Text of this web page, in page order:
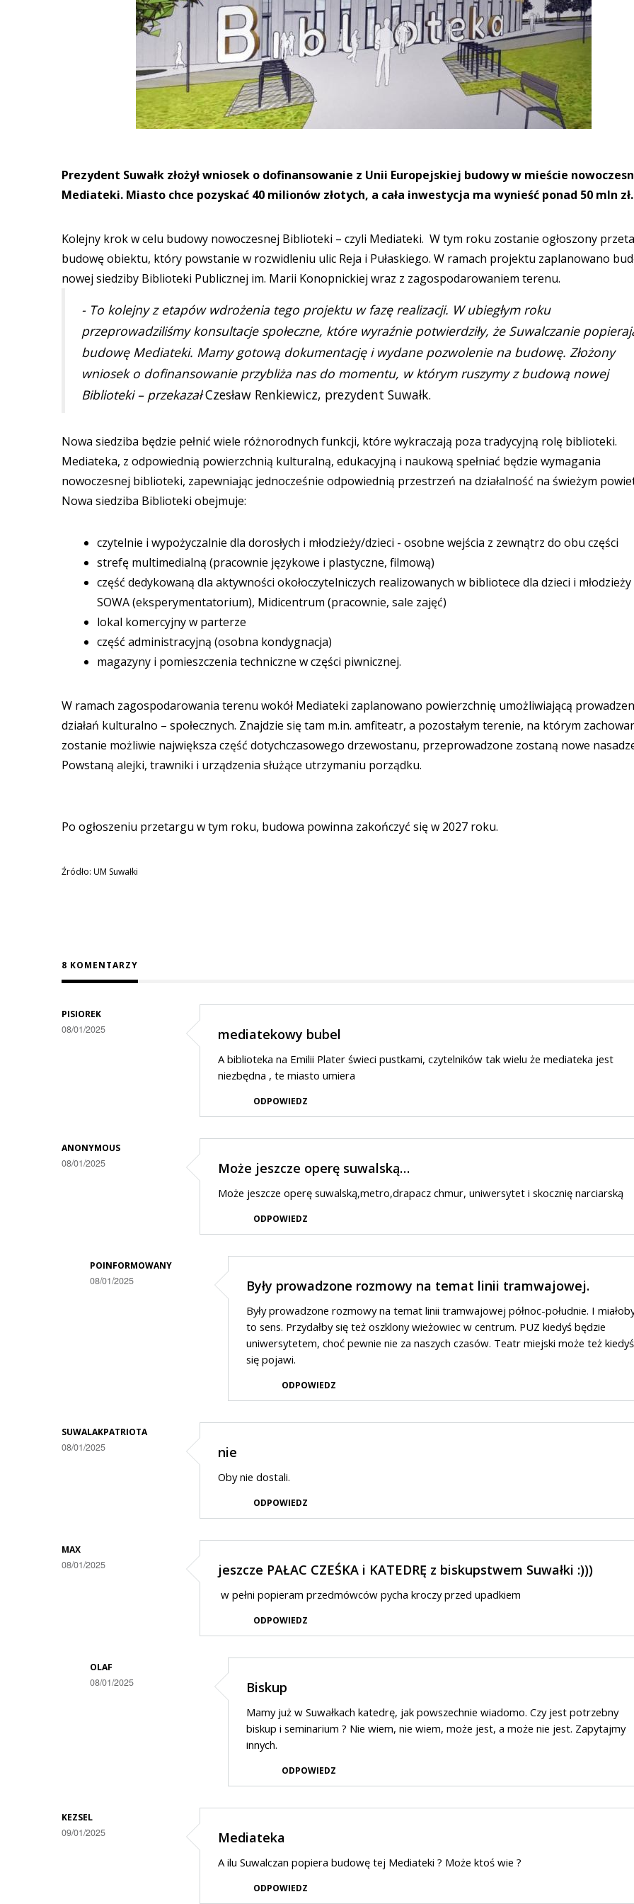
Prezydent Suwałk złożył wniosek o dofinansowanie z Unii Europejskiej budowy w mieście
Mediateki. Miasto chce pozyskać 40 milionów złotych, a cała inwestycja ma wynieść ponad 50 mln zł.
Kolejny krok w celu budowy nowoczesnej Biblioteki – czyli Mediateki. W tym roku zostanie ogłoszony
budowę obiektu, który powstanie w rozwidleniu ulic Reja i Pułaskiego. W ramach projektu zaplanowano
nowej siedziby Biblioteki Publicznej im. Marii Konopnickiej wraz z zagospodarowaniem terenu.
- To kolejny z etapów wdrożenia tego projektu w fazę realizacji. W ubiegłym roku
przeprowadziliśmy konsultacje społeczne, które wyraźnie potwierdziły, że Suwalczanie
budowę Mediateki. Mamy gotową dokumentację i wydane pozwolenie na budowę. Złożony
wniosek o dofinansowanie przybliża nas do momentu, w którym ruszymy z budową nowej
Biblioteki – przekazałCzesław Renkiewicz, prezydent Suwałk.
Nowa siedziba będzie pełnić wiele różnorodnych funkcji, które wykraczają poza tradycyjną rolę biblioteki.
Mediateka, z odpowiednią powierzchnią kulturalną, edukacyjną i naukową spełniać będzie wymagania
nowoczesnej biblioteki, zapewniając jednocześnie odpowiednią przestrzeń na działalność na świeżym
Nowa siedziba Biblioteki obejmuje:
czytelnie i wypożyczalnie dla dorosłych i młodzieży/dzieci - osobne wejścia z zewnątrz do obu części
strefę multimedialną (pracownie językowe i plastyczne, filmową)
część dedykowaną dla aktywności okołoczytelniczych realizowanych w bibliotece dla dzieci i młodzieży
SOWA (eksperymentatorium), Midicentrum (pracownie, sale zajęć)
lokal komercyjny w parterze
część administracyjną (osobna kondygnacja)
magazyny i pomieszczenia techniczne w części piwnicznej.
W ramach zagospodarowania terenu wokół Mediateki zaplanowano powierzchnię umożliwiającą
działań kulturalno – społecznych. Znajdzie się tam m.in. amfiteatr, a pozostałym terenie, na którym
zostanie możliwie największa część dotychczasowego drzewostanu, przeprowadzone zostaną nowe
Powstaną alejki, trawniki i urządzenia służące utrzymaniu porządku.
Po ogłoszeniu przetargu w tym roku, budowa powinna zakończyć się w 2027 roku.
Źródło: UM Suwałki
8 KOMENTARZY
PISIOREK
08/01/2025 mediatekowy bubel
A biblioteka na Emilii Plater świeci pustkami, czytelników tak wielu że mediateka jest
niezbędna , te miasto umiera
ODPOWIEDZ
ANONYMOUS
08/01/2025 Może jeszcze operę suwalską…
Może jeszcze operę suwalską,metro,drapacz chmur, uniwersytet i skocznię narciarską
ODPOWIEDZ
POINFORMOWANY
08/01/2025
Może
jeszcze
Były prowadzone rozmowy na temat linii tramwajowej.
Były prowadzone rozmowy na temat linii tramwajowej północ-południe. I
to sens. Przydałby się też oszklony wieżowiec w centrum. PUZ kiedyś będzie
uniwersytetem, choć pewnie nie za naszych czasów. Teatr miejski może też kiedyś
się pojawi.
ODPOWIEDZ
SUWALAKPATRIOTA
08/01/2025 nie
Oby nie dostali.
ODPOWIEDZ
MAX
08/01/2025 jeszcze PAŁAC CZEŚKA i KATEDRĘ z biskupstwem Suwałki :)))
w pełni popieram przedmówców pycha kroczy przed upadkiem
ODPOWIEDZ
OLAF
08/01/2025
jeszcze
Biskup
Mamy już w Suwałkach katedrę, jak powszechnie wiadomo. Czy jest potrzebny
biskup i seminarium ? Nie wiem, nie wiem, może jest, a może nie jest. Zapytajmy
innych.
ODPOWIEDZ
KEZSEL
09/01/2025 Mediateka
A ilu Suwalczan popiera budowę tej Mediateki ? Może ktoś wie ?
ODPOWIEDZ